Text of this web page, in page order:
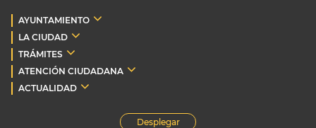
AYUNTAMIENTO
LA CIUDAD
TRÁMITES
ATENCIÓN CIUDADANA
ACTUALIDAD
Desplegar